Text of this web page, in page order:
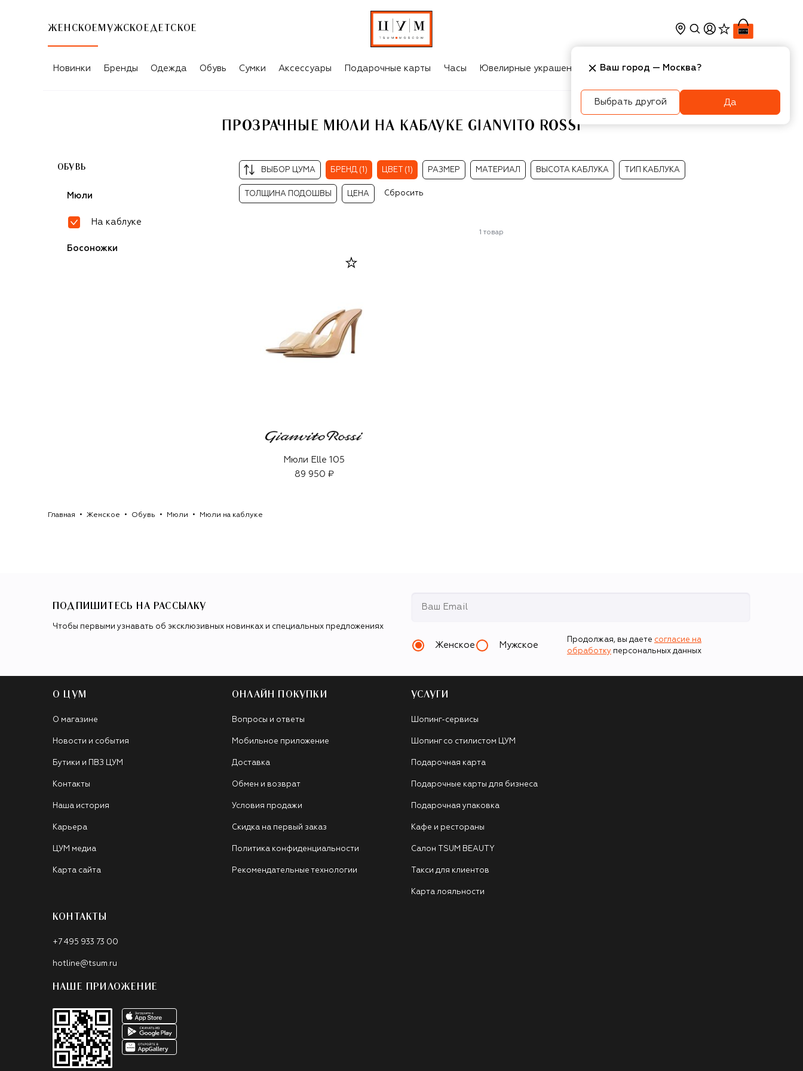
ЖЕНСКОЕ МУЖСКОЕ ДЕТСКОЕ
ПРОЗРАЧНЫЕ МЮЛИ НА КАБЛУКЕ GIANVITO ROSSI
Новинки Бренды Одежда Обувь Сумки Аксессуары Подарочные карты Часы Ювелирные украшения Косметика Интерьер
ПРОЗРАЧНЫЕ МЮЛИ НА КАБЛУКЕ GIANVITO ROSSI
ОБУВЬ
Мюли
На каблуке
Босоножки
ВЫБОР ЦУМА БРЕНД (1) ЦВЕТ (1) РАЗМЕР МАТЕРИАЛ ВЫСОТА КАБЛУКА ТИП КАБЛУКА
ТОЛЩИНА ПОДОШВЫ ЦЕНА Сбросить
1 товар
Мюли Elle 105
89 950 ₽
Главная Женское Обувь Мюли Мюли на каблуке
ПОДПИШИТЕСЬ НА РАССЫЛКУ
Чтобы первыми узнавать об эксклюзивных новинках и специальных предложениях
Женское Мужское
Продолжая, вы даете согласие на
обработку персональных данных
О ЦУМ
О магазине
Новости и события
Бутики и ПВЗ ЦУМ
Контакты
Наша история
Карьера
ЦУМ медиа
Карта сайта
ОНЛАЙН ПОКУПКИ
Вопросы и ответы
Мобильное приложение
Доставка
Обмен и возврат
Условия продажи
Скидка на первый заказ
Политика конфиденциальности
Рекомендательные технологии
УСЛУГИ
Шопинг-сервисы
Шопинг со стилистом ЦУМ
Подарочная карта
Подарочные карты для бизнеса
Подарочная упаковка
Кафе и рестораны
Салон TSUM BEAUTY
Такси для клиентов
Карта лояльности
КОНТАКТЫ
+7 495 933 73 00
hotline@tsum.ru
НАШЕ ПРИЛОЖЕНИЕ
Ваш город — Москва?
Выбрать другой Да